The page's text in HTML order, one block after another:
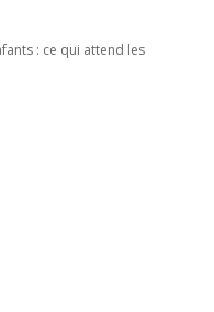
: ce qui attend les